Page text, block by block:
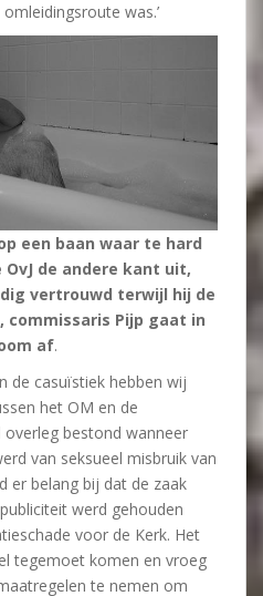
was.’
een baan waar te hard
de andere kant uit,
vertrouwd terwijl hij de
Pijp gaat in
af.
de casuïstiek hebben wij
het OM en de
bestond wanneer
van seksueel misbruik van
er belang bij dat de zaak
werd gehouden
voor de Kerk. Het
tegemoet komen en vroeg
te nemen om